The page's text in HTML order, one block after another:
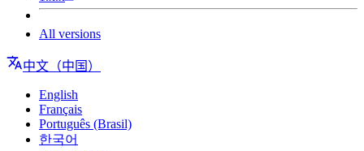
All versions
中文（中国）
English
Français
Português (Brasil)
한국어